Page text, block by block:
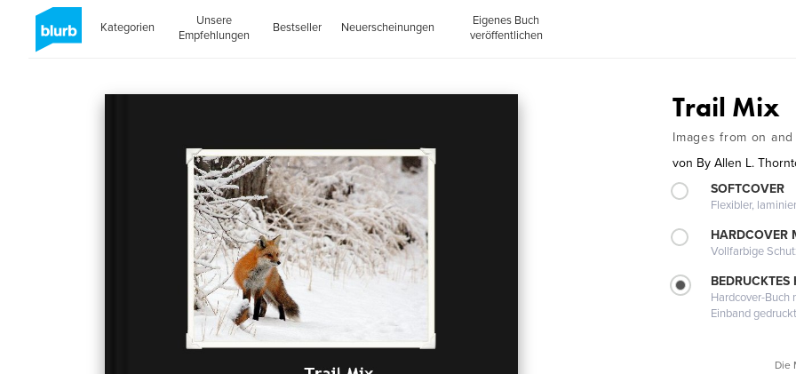
Kategorien
Unsere
Empfehlungen
Bestseller Neuerscheinungen
Eigenes Buch
veröffentlichen
Trail Mix
Images from on
von By Allen L.
SOFTCOVER
Flexibler,
HARDCOVER
Vollfarbige
Hardcover-Buch
Einband gedruckt
Die